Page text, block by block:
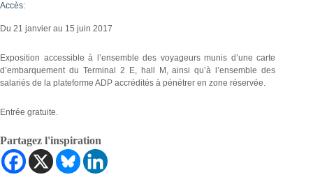
Accès:
Du 21 janvier au 15 juin 2017
Exposition accessible à l’ensemble des voyageurs munis d’une carte
d’embarquement du Terminal 2 E, hall M, ainsi qu’à l’ensemble des
salariés de la plateforme ADP accrédités à pénétrer en zone réservée.
Entrée gratuite.
Partagez l'inspiration